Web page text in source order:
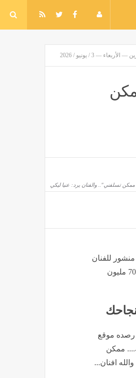
— 3 / يونيو / 2026
تسلفني".. والفنان يرد: عنيا ليكي
للفنان
محمد رمضان عبر فيسبوك، والذي احتفل فيه بتحقيق فيلمه الجديد أسد إيرادات قاربت 70 مليون
رصده موقع
ممكن
افنان...